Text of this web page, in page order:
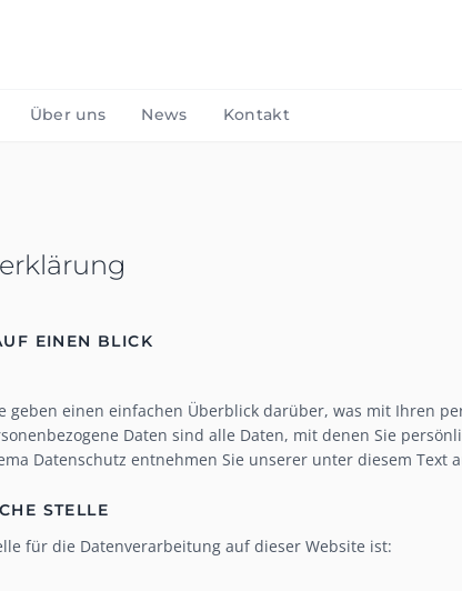
Über uns News Kontakt
EINEN BLICK
geben einen einfachen Überblick darüber, was mit Ihren
Daten sind alle Daten, mit denen Sie
Datenschutz entnehmen Sie unserer unter diesem Text
STELLE
für die Datenverarbeitung auf dieser Website ist: